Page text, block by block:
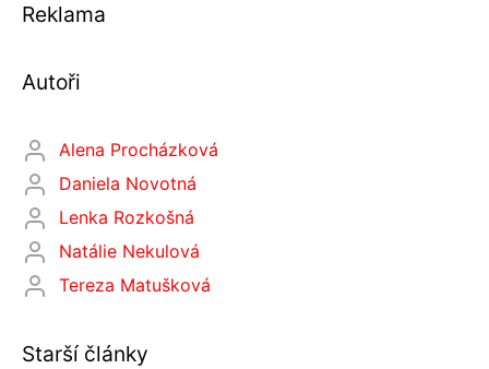
Reklama
Autoři
Alena Procházková
Daniela Novotná
Lenka Rozkošná
Natálie Nekulová
Tereza Matušková
Starší články